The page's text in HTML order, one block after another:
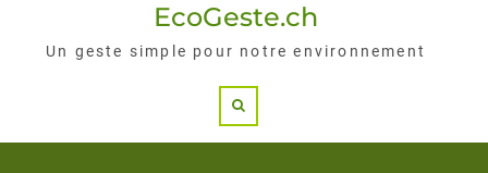
EcoGeste.ch
Un geste simple pour notre environnement